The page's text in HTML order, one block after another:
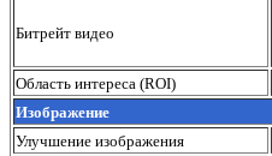
Битрейт видео
Область интереса (ROI)
Изображение
Улучшение изображения